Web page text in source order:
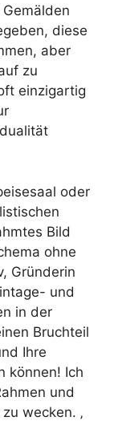
diese
aber
zu
einzigartig
oder
Bild
ohne
Gründerin
und
in der
Bruchteil
Ihre
können! Ich
und
wecken. ‚